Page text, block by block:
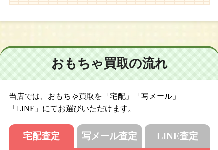
おもちゃ買取の流れ
当店では、おもちゃ買取を「宅配」「写メール」
「LINE」にてお選びいただけます。
宅配査定 写メール査定 LINE査定